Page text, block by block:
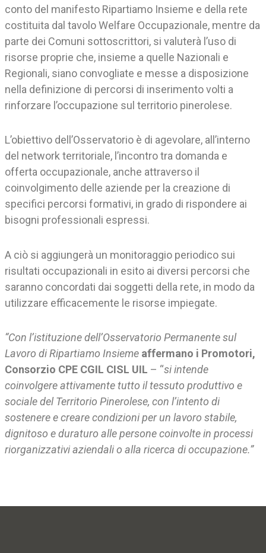
conto del manifesto Ripartiamo Insieme e della rete
costituita dal tavolo Welfare Occupazionale, mentre da
parte dei Comuni sottoscrittori, si valuterà l’uso di
risorse proprie che, insieme a quelle Nazionali e
Regionali, siano convogliate e messe a disposizione
nella definizione di percorsi di inserimento volti a
rinforzare l’occupazione sul territorio pinerolese.
L’obiettivo dell’Osservatorio è di agevolare, all’interno
del network territoriale, l’incontro tra domanda e
offerta occupazionale, anche attraverso il
coinvolgimento delle aziende per la creazione di
specifici percorsi formativi, in grado di rispondere ai
bisogni professionali espressi.
A ciò si aggiungerà un monitoraggio periodico sui
risultati occupazionali in esito ai diversi percorsi che
saranno concordati dai soggetti della rete, in modo da
utilizzare efficacemente le risorse impiegate.
“Con l’istituzione dell’Osservatorio Permanente sul
Lavoro di Ripartiamo Insieme affermano i Promotori,
Consorzio CPE CGIL CISL UIL – “si intende
coinvolgere attivamente tutto il tessuto produttivo e
sociale del Territorio Pinerolese, con l’intento di
sostenere e creare condizioni per un lavoro stabile,
dignitoso e duraturo alle persone coinvolte in processi
riorganizzativi aziendali o alla ricerca di occupazione.”